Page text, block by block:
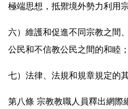
極端思想，抵禦境外勢力利用
六）維護和促進不同宗教之間
公民和不信教公民之間的和睦；
七）法律、法規和規章規定的其
第八條 宗教教職人員釋出網際